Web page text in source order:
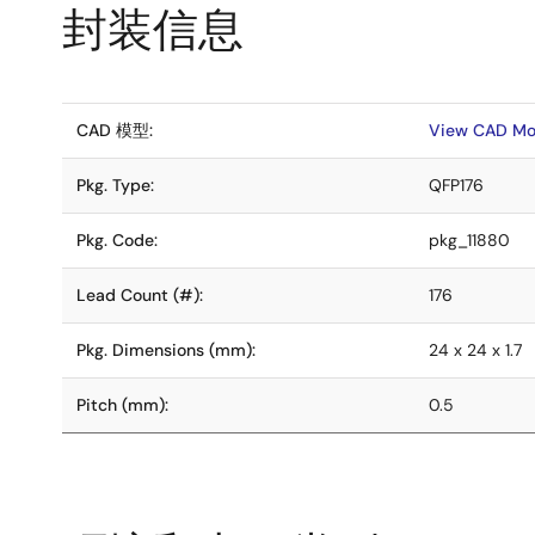
封装信息
CAD 模型: View CAD
Pkg. Type: QFP176
Pkg. Code: pkg_11880
Lead Count (#): 176
Pkg. Dimensions (mm): 24 x 24 x 1.7
Pitch (mm): 0.5